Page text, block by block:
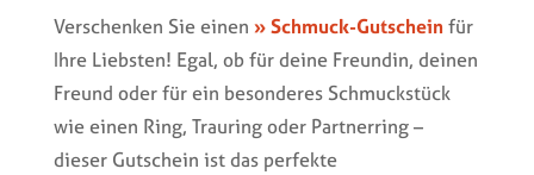
Verschenken Sie einen » Schmuck-Gutschein für
Ihre Liebsten! Egal, ob für deine Freundin, deinen
Freund oder für ein besonderes Schmuckstück
wie einen Ring, Trauring oder Partnerring –
dieser Gutschein ist das perfekte